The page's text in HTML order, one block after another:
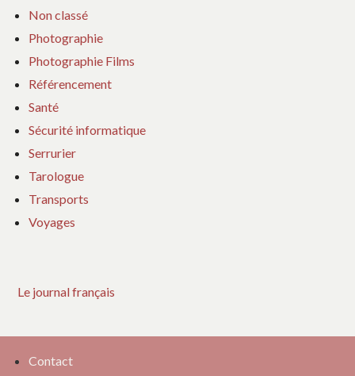
Non classé
Photographie
Photographie Films
Référencement
Santé
Sécurité informatique
Serrurier
Tarologue
Transports
Voyages
Le journal français
Contact